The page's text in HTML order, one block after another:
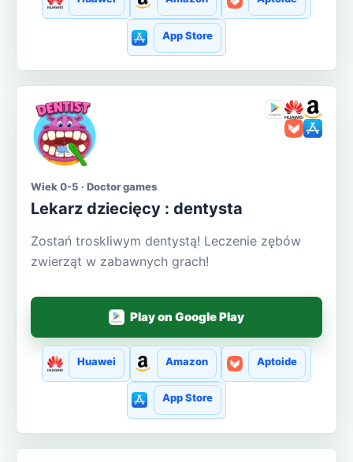
App Store
Wiek 0-5 · Doctor games
Lekarz dziecięcy : dentysta
Zostań troskliwym dentystą! Leczenie zębów
zwierząt w zabawnych grach!
Play on Google Play
Huawei Amazon Aptoide
App Store